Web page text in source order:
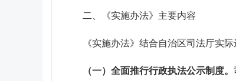
二、《实施办法》主要内容
《实施办法》结合自治区司法厅实
（一） 全面推行行政执法公示制度。